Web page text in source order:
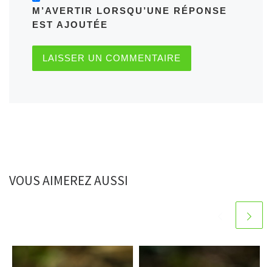
M’AVERTIR LORSQU’UNE RÉPONSE
EST AJOUTÉE
VOUS AIMEREZ AUSSI